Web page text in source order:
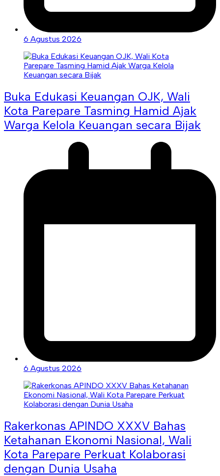
6 Agustus 2026
Buka Edukasi Keuangan OJK, Wali
Kota Parepare Tasming Hamid Ajak
Warga Kelola Keuangan secara Bijak
6 Agustus 2026
Rakerkonas APINDO XXXV Bahas
Ketahanan Ekonomi Nasional, Wali
Kota Parepare Perkuat Kolaborasi
dengan Dunia Usaha